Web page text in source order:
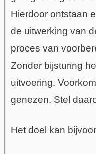
Hierdoor ontstaan
de uitwerking van
proces van
Zonder bijsturing
uitvoering.
genezen. Stel
Het doel kan